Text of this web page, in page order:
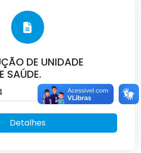
DE UNIDADE
SAÚDE.
Detalhes